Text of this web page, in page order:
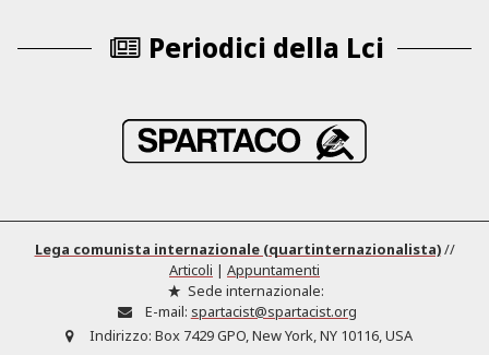
Periodici della Lci
Lega comunista internazionale (quartinternazionalista)//
Articoli | Appuntamenti
Sede internazionale:
E-mail: spartacist@spartacist.org
Indirizzo: Box 7429 GPO, New York, NY 10116, USA